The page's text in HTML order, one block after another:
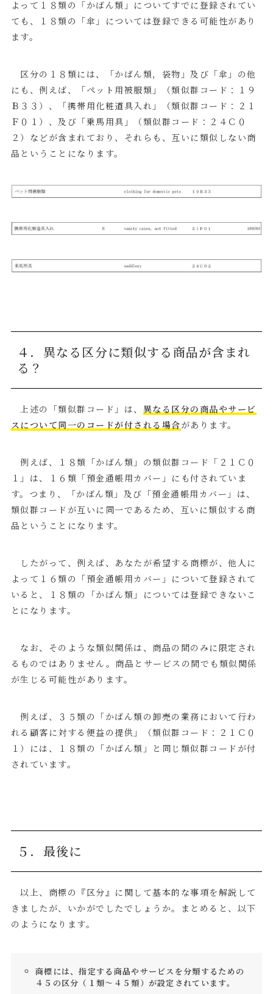
よって１８類の「かばん類」についてすでに登録されてい
ても、１８類の「傘」については登録できる可能性があり
ます。
区分の１８類には、「かばん類，袋物」及び「傘」の他
にも、例えば、「ペット用被服類」（類似群コード：１９
Ｂ３３）、「携帯用化粧道具入れ」（類似群コード：２１
Ｆ０１）、及び「乗馬用具」（類似群コード：２４Ｃ０
２）などが含まれており、それらも、互いに類似しない商
品ということになります。
４．異なる区分に類似する商品が含まれ
る？
上述の「類似群コード」は、 異なる区分の商品やサービ
スについて同一のコードが付される場合があります。
例えば、１８類「かばん類」の類似群コード「２１Ｃ０
１」は、１６類「預金通帳用カバー」にも付されていま
す。つまり、「かばん類」及び「預金通帳用カバー」は、
類似群コードが互いに同一であるため、互いに類似する商
品ということになります。
したがって、例えば、あなたが希望する商標が、他人に
よって１６類の「預金通帳用カバー」について登録されて
いると、１８類の「かばん類」については登録できないこ
とになります。
なお、そのような類似関係は、商品の間のみに限定され
るものではありません。商品とサービスの間でも類似関係
が生じる可能性があります。
例えば、３５類の「かばん類の卸売の業務において行わ
れる顧客に対する便益の提供」（類似群コード：２１Ｃ０
１）には、１８類の「かばん類」と同じ類似群コードが付
されています。
５．最後に
以上、商標の『区分』に関して基本的な事項を解説して
きましたが、いかがでしたでしょうか。まとめると、以下
のようになります。
商標には、指定する商品やサービスを分類するための
４５の区分（１類～４５類）が設定されています。